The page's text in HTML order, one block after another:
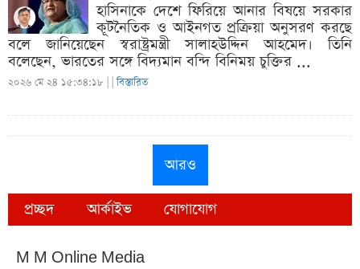
হাসিনাকে দেশে ফিরিয়ে আনার বিষয়ে সরকার
কূটনৈতিক ও আইনগত প্রক্রিয়া অনুসরণ করছে
বলে জানিয়েছেন স্বরাষ্ট্রমন্ত্রী সালাহউদ্দিন আহমেদ। তিনি
বলেছেন, ভারতের সঙ্গে বিদ্যমান বন্দি বিনিময় চুক্তির ...
২০২৬ মে ২৪ ১৫:৩৪:১৮ | |বিস্তারিত
আরও
প্রচ্ছদ আর্কাইভ যোগাযোগ
M M Online Media